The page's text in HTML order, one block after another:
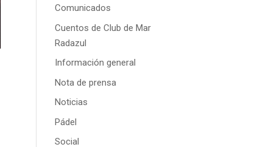
Comunicados
Cuentos de Club de Mar
Radazul
Información general
Nota de prensa
Noticias
Pádel
Social